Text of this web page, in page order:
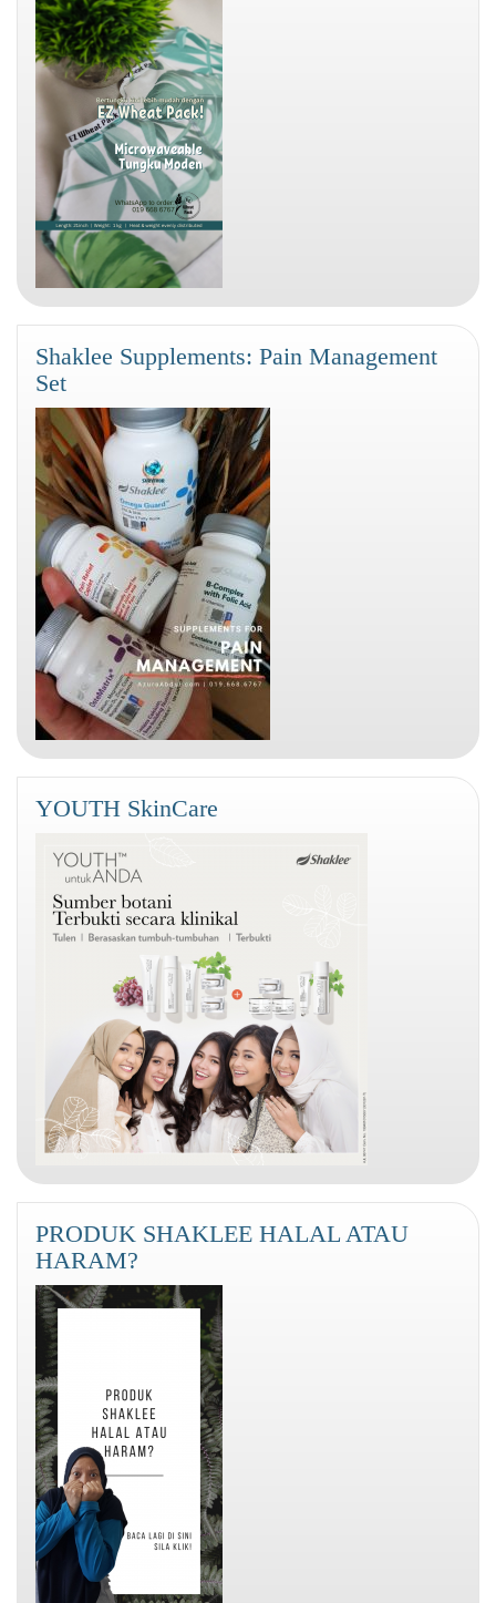
Shaklee Supplements: Pain Management
Set
YOUTH SkinCare
PRODUK SHAKLEE HALAL ATAU
HARAM?